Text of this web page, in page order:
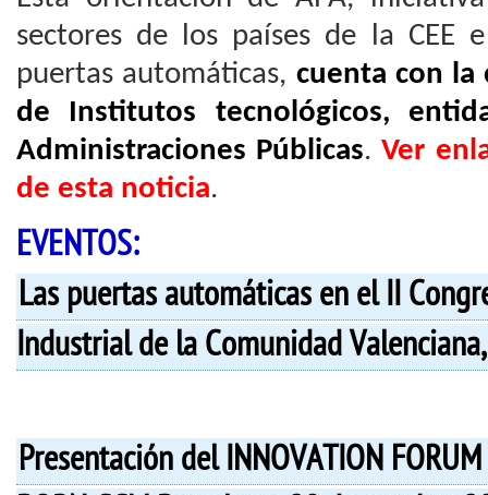
sectores de los países de la CEE
puertas automáticas, cuenta con la
de Institutos tecnológicos,
Administraciones Públicas.Ver
de esta noticia.
EVENTOS:
Las puertas automáticas en el II
Industrial de la Comunidad
Presentación del INNOVATION